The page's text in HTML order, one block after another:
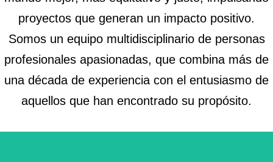
proyectos que generan un impacto positivo.
Somos un equipo multidisciplinario de personas
profesionales apasionadas, que combina más de
una década de experiencia con el entusiasmo de
aquellos que han encontrado su propósito.